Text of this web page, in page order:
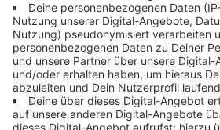
erste Kinderschwimmkurs sei
worden. Daran hätten laut AWO
teilgenommen, die sich anfangs
getraut hätten. Mit viel Ruhe und
Kinder schrittweise an das Wasser
worden.